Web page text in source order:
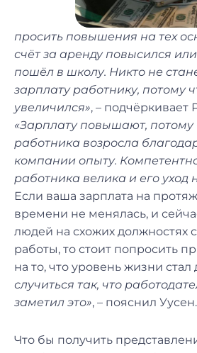
просить повышения на тех
счёт за аренду повысился
пошёл в школу. Никто не
зарплату работнику, потому
увеличился», – подчёркивает
«Зарплату повышают, потому
работника возросла
компании опыту.
работника велика и его уход
Если ваша зарплата на
времени не менялась, и
людей на схожих должностях
работы, то стоит попросить
на то, что уровень жизни стал
случиться так, что
заметил это», – пояснил Уусен.
Что бы получить